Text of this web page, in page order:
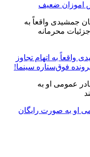
اموزان ضعیف
واقعاً به اتهام تجاوز
فوق‌ستاره سینما!
او به صورت رایگان